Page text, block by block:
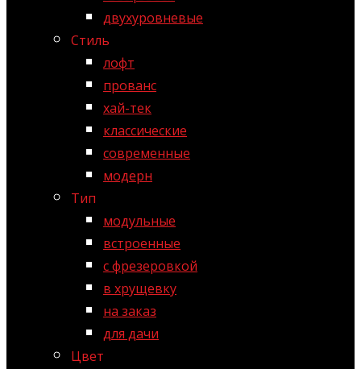
двухуровневые
Стиль
лофт
прованс
хай-тек
классические
современные
модерн
Тип
модульные
встроенные
с фрезеровкой
в хрущевку
на заказ
для дачи
Цвет